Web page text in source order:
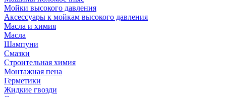
Мойки высокого давления
Аксессуары к мойкам высокого давления
Масла и химия
Масла
Шампуни
Смазки
Строительная химия
Монтажная пена
Герметики
Жидкие гвозди